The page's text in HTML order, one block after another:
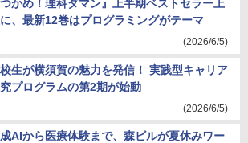
つかめ！理科ダマン』上半期ベストセラー上
、最新12巻はプログラミングがテーマ
(2026/6/5)
生が横須賀の魅力を発信！ 実践型キャリア
プログラムの第2期が始動
(2026/6/5)
AIから医療体験まで、森ビルが夏休みワー